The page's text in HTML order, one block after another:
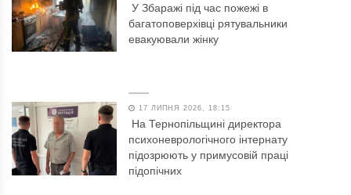
У Збаражі під час пожежі в
багатоповерхівці рятувальники
евакуювали жінку
17 ЛИПНЯ 2026, 18:15
На Тернопільщині директора
психоневрологічного інтернату
підозрюють у примусовій праці
підопічних